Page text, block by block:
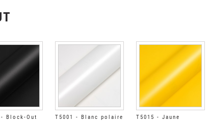
- Block-Out
T5001 - Blanc polaire
T5015 - Jaune